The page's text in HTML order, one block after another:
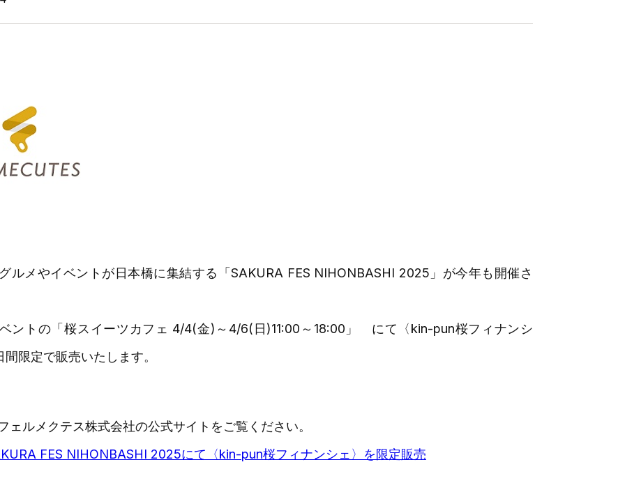
ルメやイベントが日本橋に集結する「SAKURA FES NIHONBASHI 2025」が今年も開催さ
ントの「桜スイーツカフェ 4/4(金)～4/6(日)11:00～18:00」 にて〈kin-pun桜フィナンシ
間限定で販売いたします。
ェルメクテス株式会社の公式サイトをご覧ください。
FES NIHONBASHI 2025にて〈kin-pun桜フィナンシェ〉を限定販売